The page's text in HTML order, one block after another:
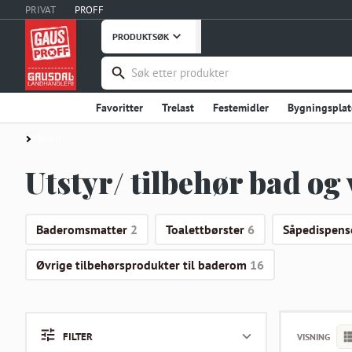
PRIVAT PROFF
PRODUKTSØK
Favoritter Trelast Festemidler
Stål og Metaller Innredning Dører Vinduer
Fritid Uterommet Hage og Grøntanlegg
Utstyr/ tilbehør bad og
Baderomsmatter 2 Toalettbørster 6
Øvrige tilbehørsprodukter til baderom 16
FILTER VISNING